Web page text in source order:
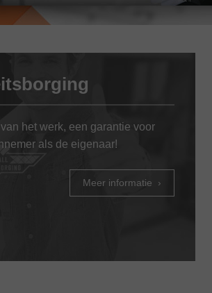
het werk, een garantie voor
als de eigenaar!
Meer informatie